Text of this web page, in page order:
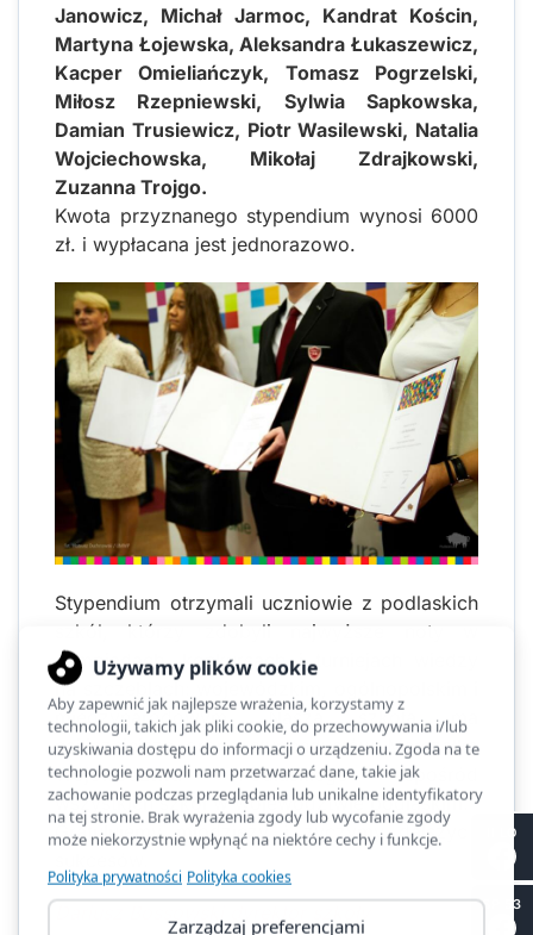
Janowicz, Michał Jarmoc, Kandrat Kościn,
Martyna Łojewska, Aleksandra Łukaszewicz,
Kacper Omieliańczyk, Tomasz Pogrzelski,
Miłosz Rzepniewski, Sylwia Sapkowska,
Damian Trusiewicz, Piotr Wasilewski, Natalia
Wojciechowska, Mikołaj Zdrajkowski,
Zuzanna Trojgo.
Kwota przyznanego stypendium wynosi 6000
zł. i wypłacana jest jednorazowo.
Stypendium otrzymali uczniowie z podlaskich
szkół, którzy zdobyli najwyższe noty w
olimpiadach, konkursach i turniejach wiedzy
na szczeblach: wojewódzkim, ogólnopolskim i
międzynarodowym. Nasza szkoła ma
najliczniejsze grono stypendystów Marszałka
Województwa Podlaskiego spośród
wszystkich szkół w województwie podlaskim.
Gratulujemy młodzieży i życzymy dalszych
II LO
SP 53